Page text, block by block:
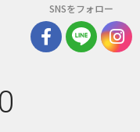
するために必要な 対策を
人からの開示、訂正、削
誠意をもって対応いたし
取り扱いをいたします。
SNSをフォロー